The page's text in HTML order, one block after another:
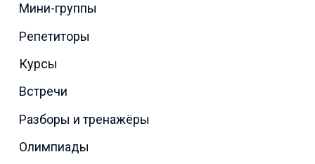
Мини-группы
Репетиторы
Курсы
Встречи
Разборы и тренажёры
Олимпиады